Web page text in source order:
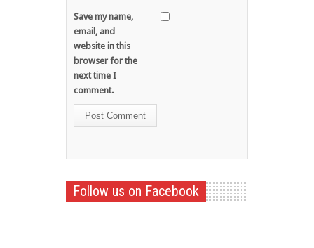
Save my name,
email, and
website in this
browser for the
next time I
comment.
Follow us on Facebook